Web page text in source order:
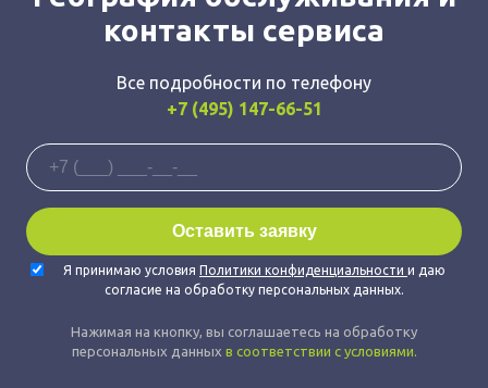
контакты сервиса
Все подробности по телефону
+7 (495) 147-66-51
Я принимаю условия Политики конфиденциальности и даю
согласие на обработку персональных данных.
Нажимая на кнопку, вы соглашаетесь на обработку
персональных данных в соответствии с условиями.